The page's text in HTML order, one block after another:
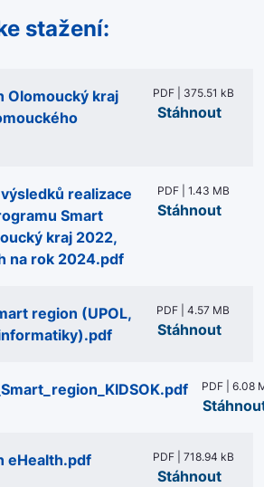
stažení:
Olomoucký kraj
PDF | 375.51 kB
Stáhnout
realizace
Smart
kraj 2022,
na rok 2024.pdf
PDF | 1.43 MB
Stáhnout
region (UPOL,
PDF | 4.57 MB
Stáhnout
PDF | 6.08
eHealth.pdf PDF | 718.94 kB
Stáhnout